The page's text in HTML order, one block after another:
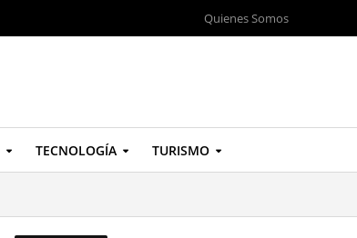
Quienes Somos
TECNOLOGÍA TURISMO